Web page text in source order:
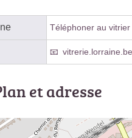
Téléphoner au vitrier
et adresse